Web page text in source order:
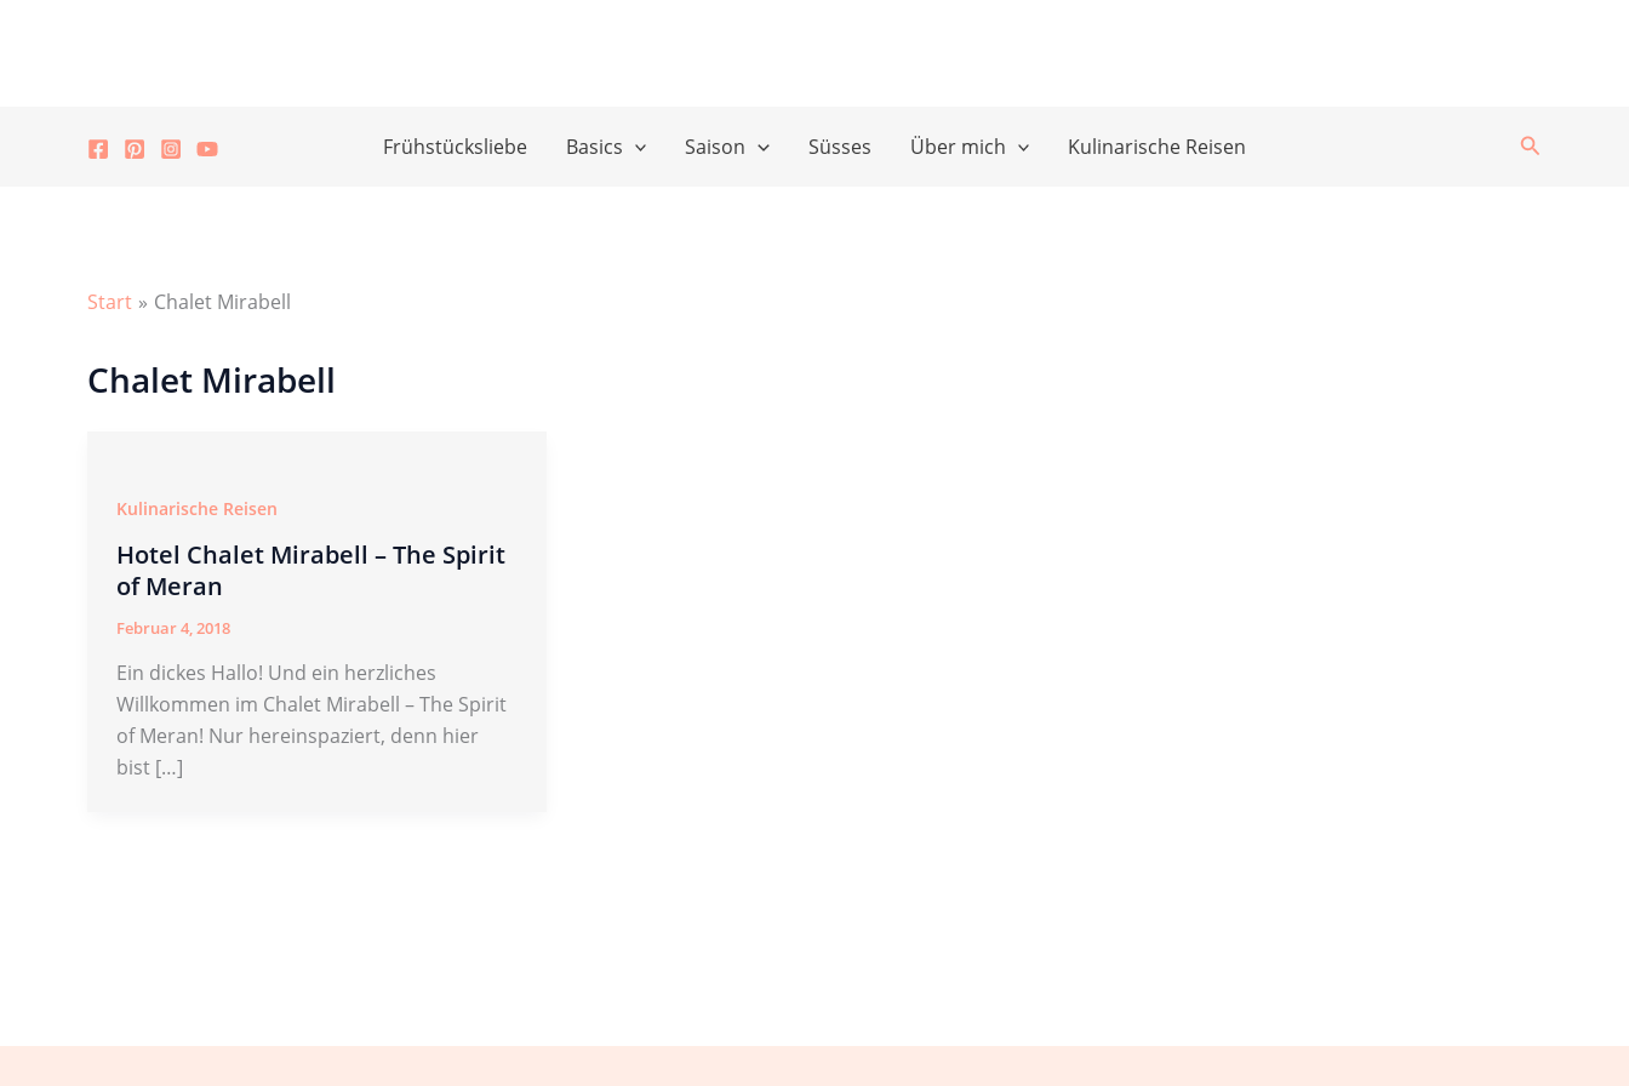
Frühstücksliebe Basics Saison Süsses Über mich Kulinarische Reisen Suchen
Start Chalet Mirabell
Chalet Mirabell
Kulinarische Reisen
Hotel Chalet Mirabell – The Spirit
of Meran
Februar 4, 2018
Ein dickes Hallo! Und ein herzliches
Willkommen im Chalet Mirabell – The Spirit
of Meran! Nur hereinspaziert, denn hier
bist […]